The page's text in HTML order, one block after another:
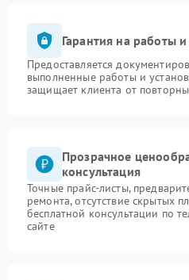
Гарантия на работы и
Предоставляется
выполненные работы и
защищает клиента от
Прозрачное
консультация
Точные прайс-листы,
ремонта, отсутствие скрытых
бесплатной консультации по
сайте